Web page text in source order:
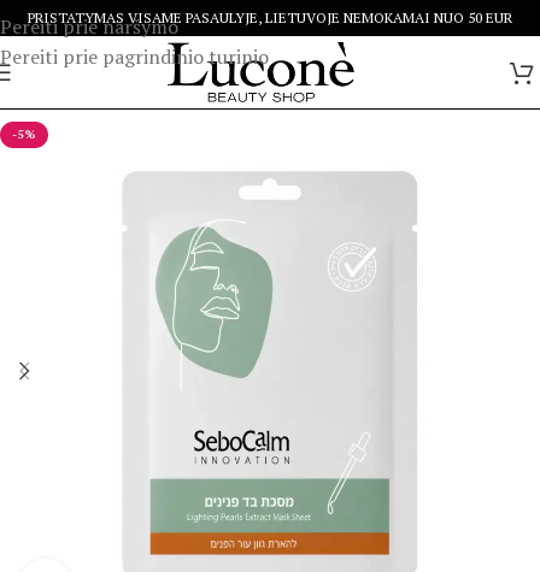
Pereiti prie naršymo
Pereiti prie pagrindinio turinio
PRISTATYMAS VISAME PASAULYJE, LIETUVOJE NEMOKAMAI NUO 50 EUR
-5%